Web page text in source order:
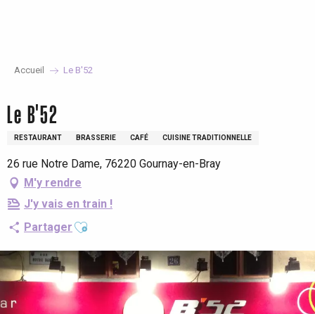
Accueil Le B'52
Le B'52
RESTAURANT BRASSERIE CAFÉ CUISINE TRADITIONNELLE
26 rue Notre Dame, 76220 Gournay-en-Bray
M'y rendre
J'y vais en train !
Partager Ajouter aux favoris